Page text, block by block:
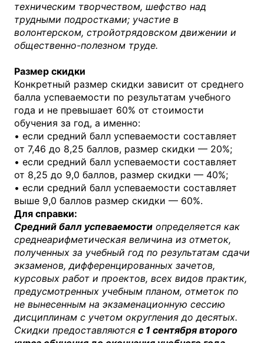
техническим творчеством, шефство над
трудными подростками; участие в
волонтерском, стройотрядовском движении и
общественно-полезном труде.
Размер скидки
Конкретный размер скидки зависит от среднего
балла успеваемости по результатам учебного
года и не превышает 60% от стоимости
обучения за год, а именно:
• если средний балл успеваемости составляет
от 7,46 до 8,25 баллов, размер скидки — 20%;
• если средний балл успеваемости составляет
от 8,25 до 9,0 баллов, размер скидки — 40%;
• если средний балл успеваемости составляет
выше 9,0 баллов размер скидки — 60%.
Для справки:
Средний балл успеваемости определяется как
среднеарифметическая величина из отметок,
полученных за учебный год по результатам сдачи
экзаменов, дифференцированных зачетов,
курсовых работ и проектов, всех видов практик,
предусмотренных учебным планом, отметок по
не вынесенным на экзаменационную сессию
дисциплинам с учетом округления до десятых.
Скидки предоставляются с 1 сентября второго